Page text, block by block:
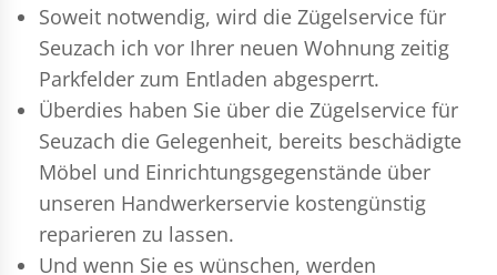
Soweit notwendig, wird die Zügelservice für
Seuzach ich vor Ihrer neuen Wohnung zeitig
Parkfelder zum Entladen abgesperrt.
Überdies haben Sie über die Zügelservice für
Seuzach die Gelegenheit, bereits beschädigte
Möbel und Einrichtungsgegenstände über
unseren Handwerkerservie kostengünstig
reparieren zu lassen.
Und wenn Sie es wünschen, werden